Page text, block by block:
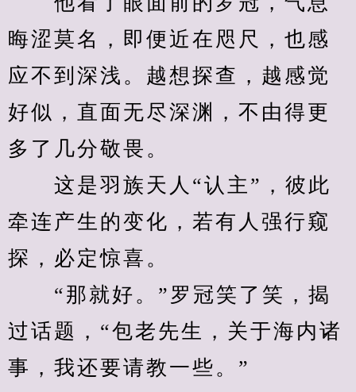
晦涩莫名，即便近在咫尺，也感
应不到深浅。越想探查，越感觉
好似，直面无尽深渊，不由得更
多了几分敬畏。
这是羽族天人“认主”，彼此
牵连产生的变化，若有人强行窥
探，必定惊喜。
“那就好。”罗冠笑了笑，揭
过话题，“包老先生，关于海内诸
事，我还要请教一些。”